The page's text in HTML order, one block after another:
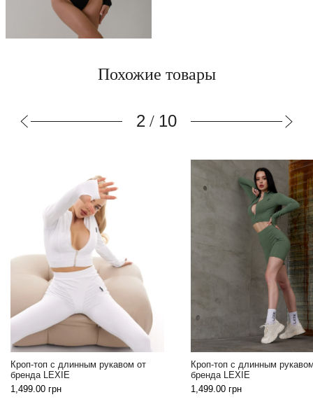
Похожие товары
3 / 10
Кроп-топ с длинным рукавом от
бренда LEXIE
1,499.00
бренда LEXIE
1,499.00